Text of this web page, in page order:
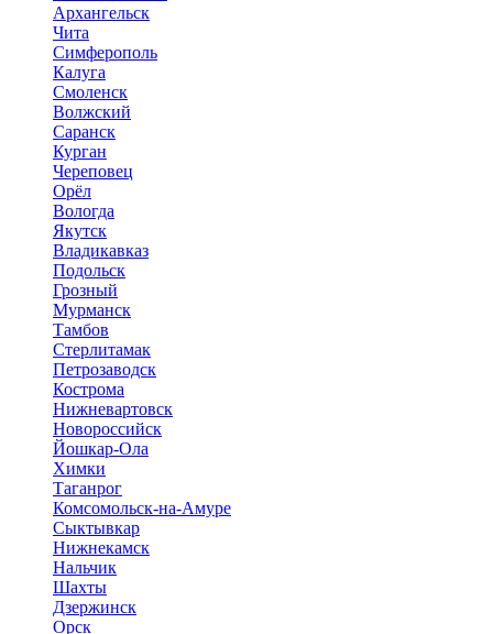
Архангельск
Чита
Симферополь
Калуга
Смоленск
Волжский
Саранск
Курган
Череповец
Орёл
Вологда
Якутск
Владикавказ
Подольск
Грозный
Мурманск
Тамбов
Стерлитамак
Петрозаводск
Кострома
Нижневартовск
Новороссийск
Йошкар-Ола
Химки
Таганрог
Комсомольск-на-Амуре
Сыктывкар
Нижнекамск
Нальчик
Шахты
Дзержинск
Орск